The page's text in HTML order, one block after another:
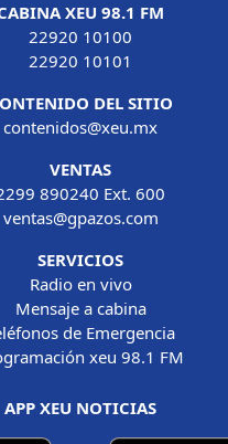
XEU 98.1 FM
22920 10100
22920 10101
DEL SITIO
contenidos@xeu.mx
VENTAS
890240 Ext. 600
ventas@gpazos.com
SERVICIOS
Radio en vivo
Mensaje a cabina
de Emergencia
xeu 98.1 FM
APP XEU NOTICIAS